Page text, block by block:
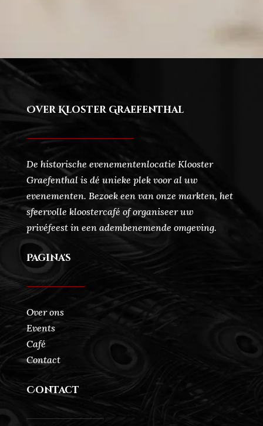
Over Kloster Graefenthal
De historische evenementenlocatie Klooster
Graefenthal is dé unieke plek voor al uw
evenementen. Bezoek een van onze markten, het
sfeervolle kloostercafé of organiseer uw
privéfeest in een adembenemende omgeving.
Pagina's
Over ons
Events
Café
Contact
Contact